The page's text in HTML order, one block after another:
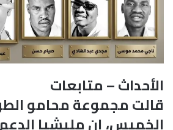
الأحداث – متابعات
قالت مجموعة محامو
الخميس، إن مليشيا